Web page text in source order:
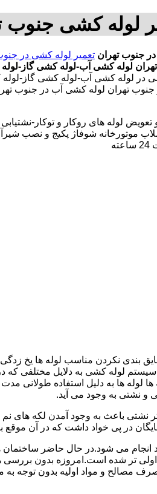
لوله کشی جنوب
جنوب تهران تعمیر لوله کشی در
لوله کشی آب-لوله کشی گاز-
در لوله کشی آب-لوله کشی گاز-
جنوب تهران لوله کشی آب در
لوله های روکار و توکار-
موتورخانه شوفاژ پکیج و نصب
بندی نکردن مناسب لوله ها یخ زدگی
لوله کشی به دلایل مختلفی
ها به دلیل استفاده طولانی
نشتی به وجود می آید.
نشتی باعث به وجود آمدن لکه های
در پی خواد داشت که در آن موقع
انجام می شود.در حال حاضر
تر شده است.امروزه بدون بررسی
و مواد اولیه بدون توجه به